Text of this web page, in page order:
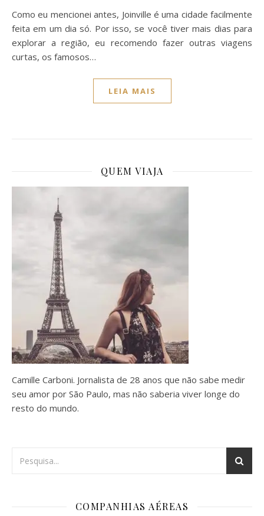
Como eu mencionei antes, Joinville é uma cidade facilmente
feita em um dia só. Por isso, se você tiver mais dias para
explorar a região, eu recomendo fazer outras viagens
curtas, os famosos…
LEIA MAIS
QUEM VIAJA
Camille Carboni. Jornalista de 28 anos que não sabe medir
seu amor por São Paulo, mas não saberia viver longe do
resto do mundo.
COMPANHIAS AÉREAS